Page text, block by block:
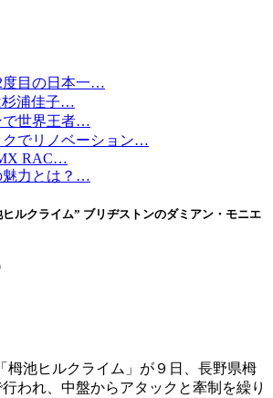
度目の日本一…
杉浦佳子…
で世界王者…
クでリノベーション…
RAC…
魅力とは？…
ルクライム” ブリヂストンのダミアン・モニエ
栂池ヒルクライム」が９日、長野県栂
われ、中盤からアタックと牽制を繰り